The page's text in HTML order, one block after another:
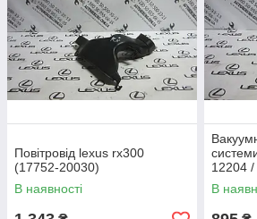
Повітровід lexus rx300
(17752-20030)
В наявності
12204
В